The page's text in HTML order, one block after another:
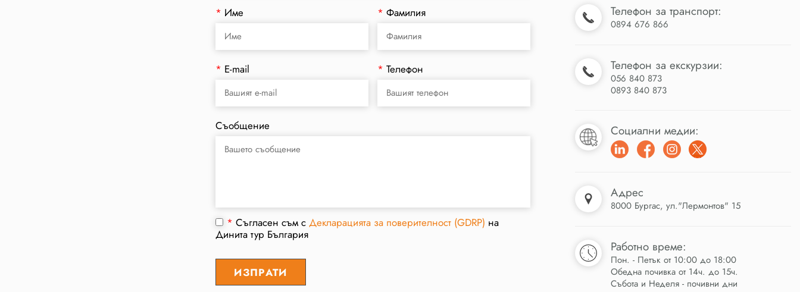
* Име *Фамилия
* E-mail *Телефон
Съобщение
* Съгласен съм с Декларацията за поверителност (GDRP) на
Динита тур България
Телефон за транспорт:
0894 676 866
Телефон за екскурзии:
056 840 873
0893 840 873
Социални медии:
Адрес
8000 Бургас, ул."Лермонтов" 15
Работно време:
Пон. - Петък от 10:00 до 18:00
Обедна почивка от 14ч. до 15ч.
Събота и Неделя - почивни дни